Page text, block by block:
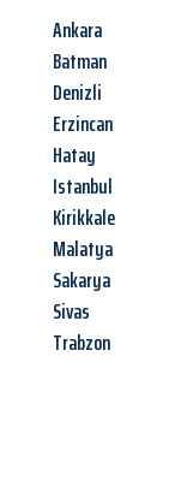
Ankara
Batman
Denizli
Erzincan
Hatay
Istanbul
Kirikkale
Malatya
Sakarya
Sivas
Trabzon